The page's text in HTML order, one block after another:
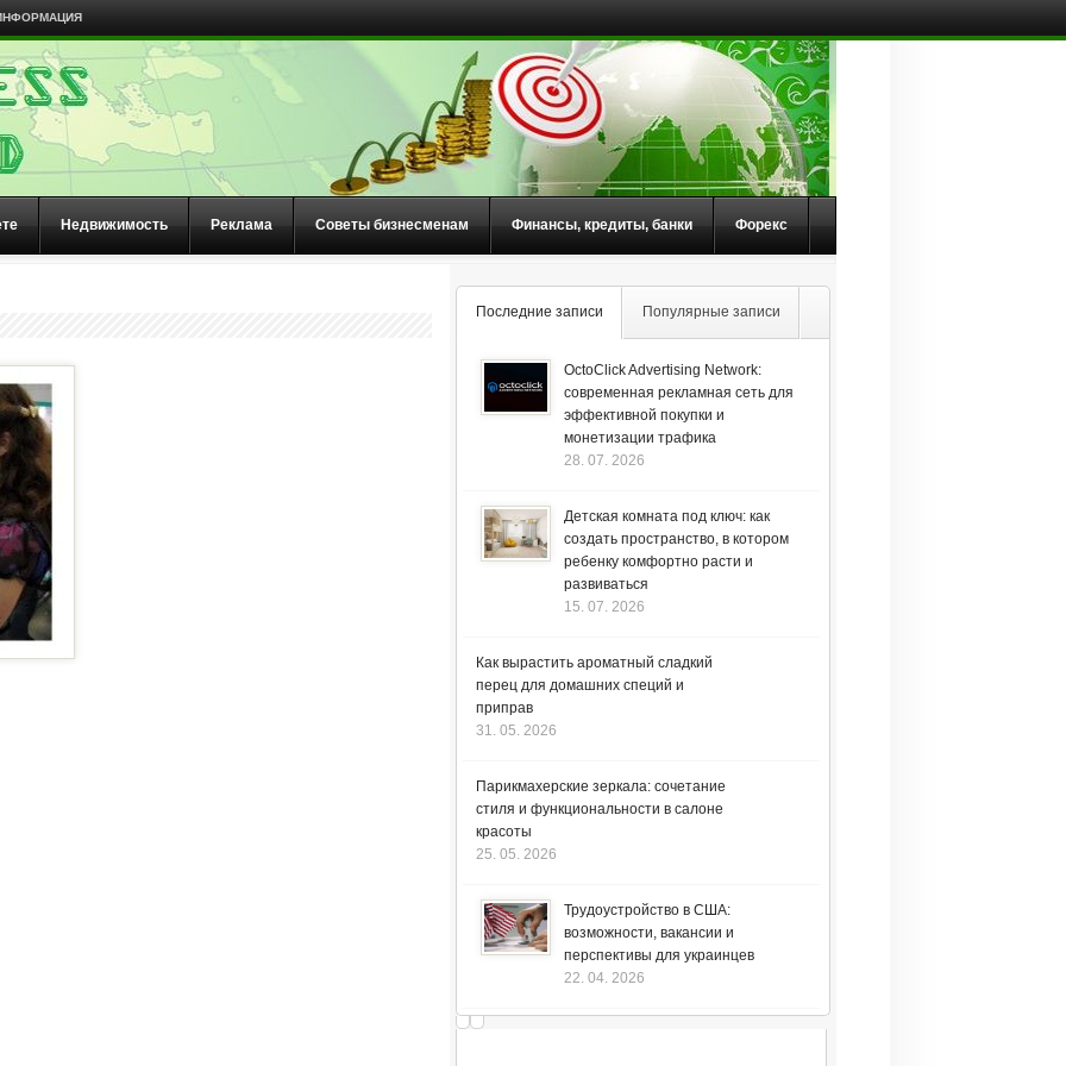
Недвижимость Реклама Советы бизнесменам Финансы, кредиты, банки Форекс
Последние записи Популярные записи
OctoClick Advertising Network:
современная рекламная сеть для
эффективной покупки и
монетизации трафика
28. 07. 2026
Детская комната под ключ: как
создать пространство, в котором
ребенку комфортно расти и
развиваться
15. 07. 2026
Как вырастить ароматный сладкий
перец для домашних специй и
приправ
31. 05. 2026
Парикмахерские зеркала: сочетание
стиля и функциональности в салоне
красоты
25. 05. 2026
Трудоустройство в США:
возможности, вакансии и
перспективы для украинцев
22. 04. 2026